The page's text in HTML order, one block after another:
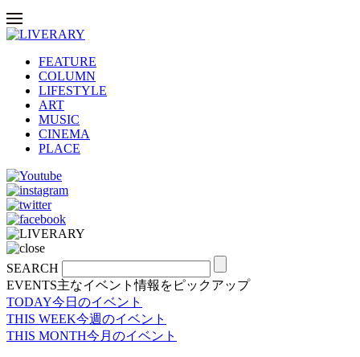
FEATURE
COLUMN
LIFESTYLE
ART
MUSIC
CINEMA
PLACE
SEARCH
EVENTS主なイベント情報をピックアップ
TODAY今日のイベント
THIS WEEK今週のイベント
THIS MONTH今月のイベント